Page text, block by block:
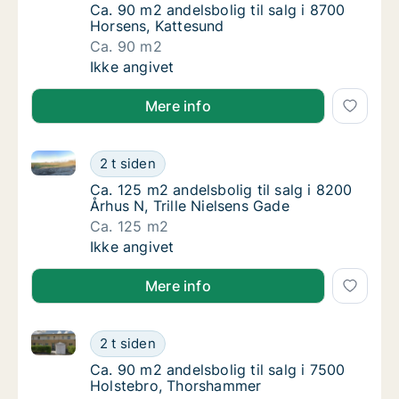
Ca. 90 m2 andelsbolig til salg i 8700
Ca. 90 m2 andelsbolig til salg i 8700
Horsens, Kattesund
Ca. 90 m2
Ca. 90 m2 andelsbolig til salg i 8700
Ikke angivet
Mere info
Ca. 125 m2 andelsbolig til salg i 8200
2 t siden
Ca. 125 m2 andelsbolig til salg i 8200 Århus N, Trille
Ca. 125 m2 andelsbolig til salg i 8200
Ca. 125 m2 andelsbolig til salg i 8200
Århus N, Trille Nielsens Gade
Ca. 125 m2
Ca. 125 m2 andelsbolig til salg i 8200
Ikke angivet
Mere info
Ca. 90 m2 andelsbolig til salg i 7500
2 t siden
Ca. 90 m2 andelsbolig til salg i 7500 Holstebro,
Ca. 90 m2 andelsbolig til salg i 7500
Ca. 90 m2 andelsbolig til salg i 7500
Holstebro, Thorshammer